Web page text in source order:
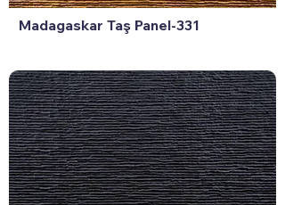
Madagaskar Taş Panel-331